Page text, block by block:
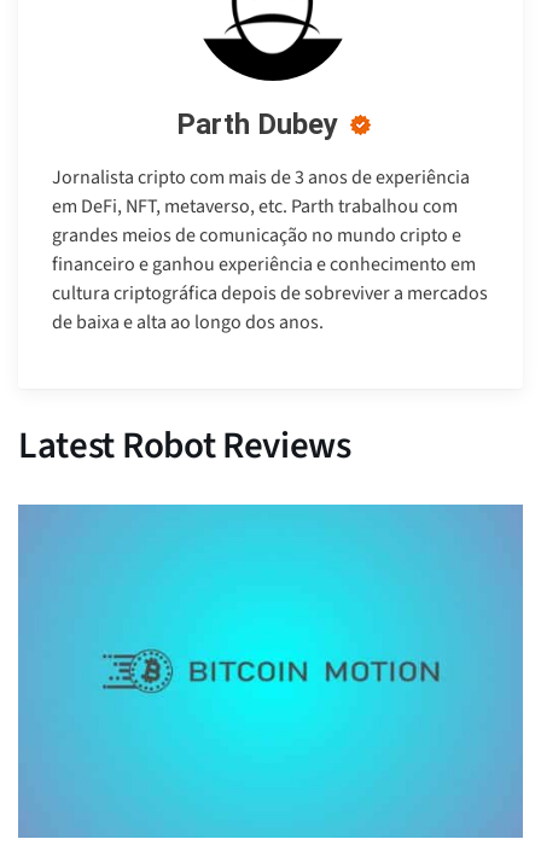
Parth Dubey
Jornalista cripto com mais de 3 anos de experiência
em DeFi, NFT, metaverso, etc. Parth trabalhou com
grandes meios de comunicação no mundo cripto e
financeiro e ganhou experiência e conhecimento em
cultura criptográfica depois de sobreviver a mercados
de baixa e alta ao longo dos anos.
Latest Robot Reviews